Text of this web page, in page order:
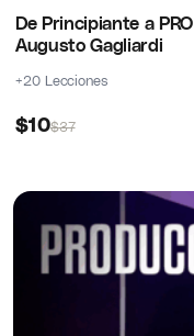
De Principiante a
Augusto Gagliardi
+20 Lecciones
$10$37